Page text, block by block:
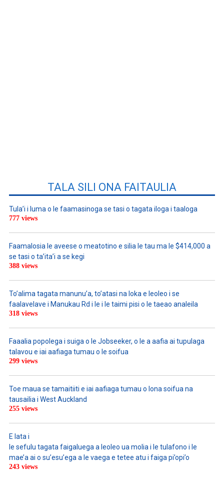
TALA SILI ONA FAITAULIA
Tula’i i luma o le faamasinoga se tasi o tagata iloga i taaloga
777 views
Faamalosia le aveese o meatotino e silia le tau ma le $414,000 a
se tasi o ta’ita’i a se kegi
388 views
To’alima tagata manunu’a, to’atasi na loka e leoleo i se
faalavelave i Manukau Rd i le i le taimi pisi o le taeao analeila
318 views
Faaalia popolega i suiga o le Jobseeker, o le a aafia ai tupulaga
talavou e iai aafiaga tumau o le soifua
299 views
Toe maua se tamaitiiti e iai aafiaga tumau o lona soifua na
tausailia i West Auckland
255 views
E lata i
le sefulu tagata faigaluega a leoleo ua molia i le tulafono i le
mae’a ai o su’esu’ega a le vaega e tetee atu i faiga pi’opi’o
243 views